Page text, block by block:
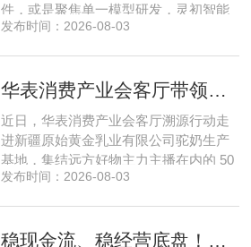
件，或是聚焦单一模型研发，灵初智能
自创立之初便守住初心，以自研操作大
能创始人王启斌，拆解其从创立第一天
数据规模才是决定行业拐点的核心
发布时间：2026-08-03
近日，华表消费产业会客厅溯源行动走
进新疆原始黄金乳业有限公司驼奶生产
基地，集结远方好物主力主播在内的 50
位头部私域主播组团深入工厂一线实地
源同步联动，以沉浸式实景打卡、全流
发布时间：2026-08-03